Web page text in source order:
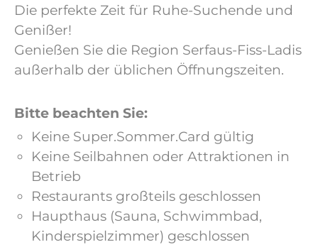
Die perfekte Zeit für Ruhe-Suchende und
Genißer!
Genießen Sie die Region Serfaus-Fiss-Ladis
außerhalb der üblichen Öffnungszeiten.
Bitte beachten Sie:
Keine Super.Sommer.Card gültig
Keine Seilbahnen oder Attraktionen in
Betrieb
Restaurants großteils geschlossen
Haupthaus (Sauna, Schwimmbad,
Kinderspielzimmer) geschlossen